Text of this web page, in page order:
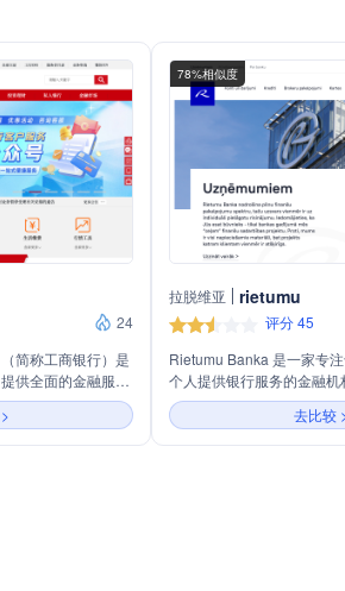
24
简称工商银行）是
供全面的金融服
，包括个人金融、
行和金融市场等。
行致力于为客户提
78%相似度
拉脱维亚 rietumu
评分 45
Rietumu Banka 是一家专
个人提供银行服务的金融
户管理、信贷服务、投资
贸易融资、企业金融和投资
去比较